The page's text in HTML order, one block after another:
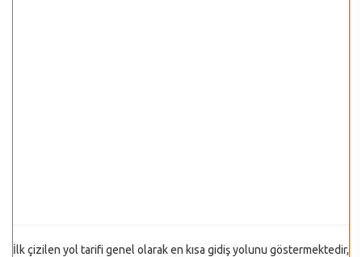
İlk çizilen yol tarifi genel olarak en kısa gidiş yolunu göstermektedir,